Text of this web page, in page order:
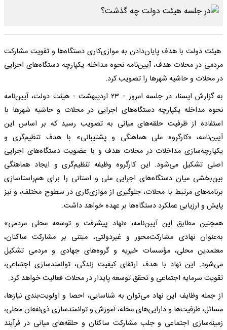
هیئت دولت با هدف پایان‌دادن به موازی‌کاری دستگاه‌ها و تقویت مشارکت
مردمی در محلات هدف، آیین‌نامه نحوه مداخله یکپارچه دستگاه‌های اجرایی
در محلات و حاشیه شهرها را تصویب کرد.
به گزارش ایسنا، در جلسه امروز - ۲۳ اردیبهشت - هیئت دولت، آیین‌نامه
نحوه مداخله یکپارچه دستگاه‌های اجرایی در محلات و حاشیه شهرها با
استفاده از ظرفیت حلقه‌های میانی به تصویب رسید که بر اساس این
آیین‌نامه، «کارگروه ملی هماهنگی و پشتیبانی» با هدف تنظیم‌گری و
یکپارچه‌سازی مداخلات در محلات هدف و با عضویت دستگاه‌های اجرایی
اصلی تشکیل می‌شود. این کارگروه وظیفه تنظیم‌گری و ایجاد هماهنگی
بین‌بخشی میان دستگاه‌های اجرایی ملی و استانی را برای هم‌راستاسازی
برنامه‌های مرتبط با محلات، جلوگیری از موازی‌کاری در سطوح مختلف، و نیز
پایش و ارزیابی عملکرد دستگاه‌ها بر عهده خواهد داشت.
همچنین مطابق این آیین‌نامه، «نهاد پیشرفت و توسعه محلی مردمی»
به‌عنوان نهادی مشارکت‌محور و غیردولتی، مبتنی بر مشارکت ساکنان،
معتمدین محلی، مؤسسات خیریه و گروه‌های جهادی و مردمی تشکیل
می‌شود. این نهاد با هدف ارتقای کیفیت زندگی، توانمندسازی اجتماعی،
تقویت سرمایه اجتماعی و تحقق توسعه پایدار در محلات فعالیت خواهد کرد.
از جمله وظایف این نهاد می‌توان به شناسایی، احصا و اولویت‌بندی نیازها،
مسائل، ظرفیت‌ها و دارایی‌های محله، آموزش و توانمندسازی ذی‌نفعان محلی،
زمینه‌سازی اجتماعی و جلب مشارکت ساکنان و حلقه‌های میانی در فرآیند